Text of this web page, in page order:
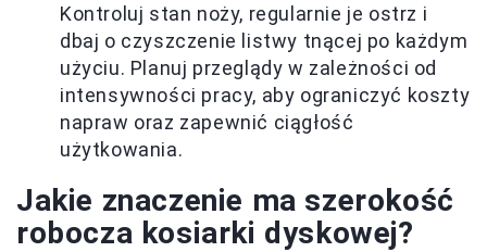
Kontroluj stan noży, regularnie je ostrz i
dbaj o czyszczenie listwy tnącej po każdym
użyciu. Planuj przeglądy w zależności od
intensywności pracy, aby ograniczyć koszty
napraw oraz zapewnić ciągłość
użytkowania.
Jakie znaczenie ma szerokość
robocza kosiarki dyskowej?